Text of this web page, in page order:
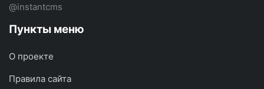
@instantcms
Пункты меню
О проекте
Правила сайта